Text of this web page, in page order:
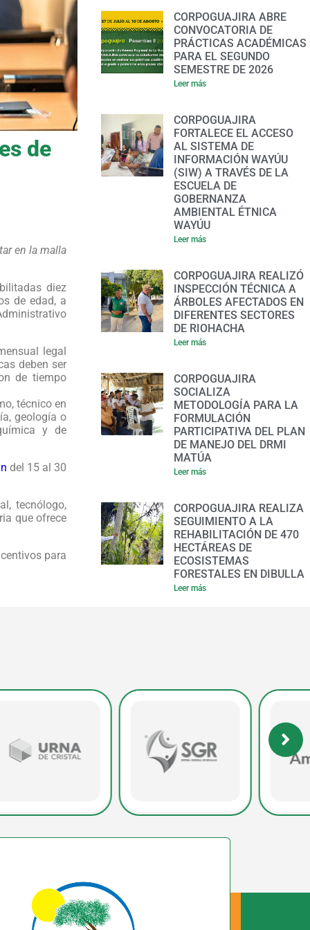
de
en la malla
diez
de edad, a
legal
deben ser
de tiempo
técnico en
geología o
y de
del 15 al 30
tecnólogo,
que ofrece
para
CORPOGUAJIRA ABRE
CONVOCATORIA DE
PRÁCTICAS ACADÉMICAS
PARA EL SEGUNDO
SEMESTRE DE 2026
Leer más
CORPOGUAJIRA
FORTALECE EL ACCESO
AL SISTEMA DE
INFORMACIÓN WAYÚU
(SIW) A TRAVÉS DE LA
ESCUELA DE
GOBERNANZA
AMBIENTAL ÉTNICA
WAYÚU
Leer más
CORPOGUAJIRA REALIZÓ
INSPECCIÓN TÉCNICA A
ÁRBOLES AFECTADOS EN
DIFERENTES SECTORES
DE RIOHACHA
Leer más
CORPOGUAJIRA
SOCIALIZA
METODOLOGÍA PARA LA
FORMULACIÓN
PARTICIPATIVA DEL PLAN
DE MANEJO DEL DRMI
MATÚA
Leer más
CORPOGUAJIRA REALIZA
SEGUIMIENTO A LA
REHABILITACIÓN DE 470
HECTÁREAS DE
ECOSISTEMAS
FORESTALES EN DIBULLA
Leer más